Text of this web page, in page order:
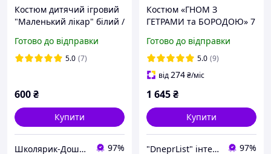
Костюм дитячий ігровий
"Маленький лікар" білий /
медичні карнавальні (6-7
років, 122-128 см)
Готово до відправки
5.0 (7)
600₴
Купити
Школярик-Дошколярик 97%
Костюм «ГНОМ З
ГЕТРАМИ та БОРОДОЮ» 7
Готово до відправки
5.0 (9)
від274₴/міс
1 645₴
Купити
"DneprList" інтернет магазин 97%